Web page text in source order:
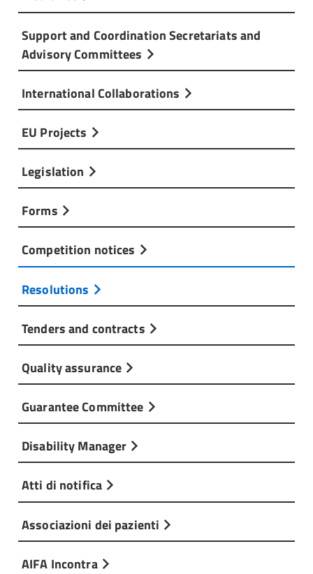
Support and Coordination Secretariats and
Advisory Committees
International Collaborations
EU Projects
Legislation
Forms
Competition notices
Resolutions
Tenders and contracts
Quality assurance
Guarantee Committee
Disability Manager
Atti di notifica
Associazioni dei pazienti
AIFA Incontra